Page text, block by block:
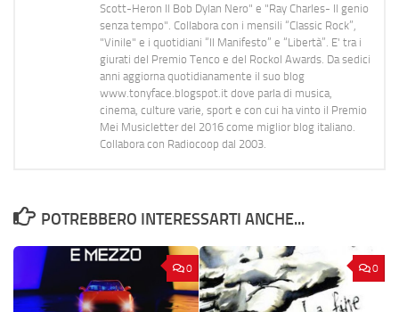
Scott-Heron Il Bob Dylan Nero" e "Ray Charles- Il genio
senza tempo". Collabora con i mensili “Classic Rock”,
"Vinile" e i quotidiani “Il Manifesto” e “Libertà”. E' tra i
giurati del Premio Tenco e del Rockol Awards. Da sedici
anni aggiorna quotidianamente il suo blog
www.tonyface.blogspot.it dove parla di musica,
cinema, culture varie, sport e con cui ha vinto il Premio
Mei Musicletter del 2016 come miglior blog italiano.
Collabora con Radiocoop dal 2003.
POTREBBERO INTERESSARTI ANCHE...
0 0